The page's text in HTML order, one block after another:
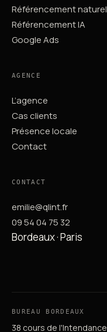
Référencement naturel
Référencement IA
Google Ads
AGENCE
L’agence
Cas clients
Présence locale
Contact
CONTACT
emilie@qlint.fr
09 54 04 75 32
Bordeaux · Paris
BUREAU BORDEAUX
38 cours de l'Intendance